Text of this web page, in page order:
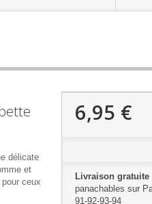
délicate
et
ceux
6,95 €
Livraison gratuite
panachables sur
91-92-93-94